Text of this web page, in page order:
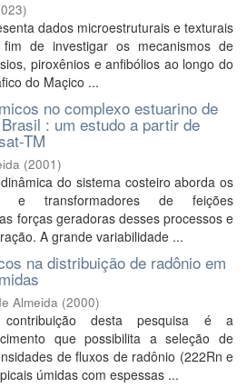
)
dados microestruturais e texturais
de investigar os mecanismos de
piroxênios e anfibólios ao longo do
do Maçico ...
no complexo estuarino de
: um estudo a partir de
TM
(2001)
do sistema costeiro aborda os
e transformadores de feições
forças geradoras desses processos e
A grande variabilidade ...
na distribuição de radônio em
Almeida (2000)
desta pesquisa é a
que possibilita a seleção de
de fluxos de radônio (222Rn e
úmidas com espessas ...